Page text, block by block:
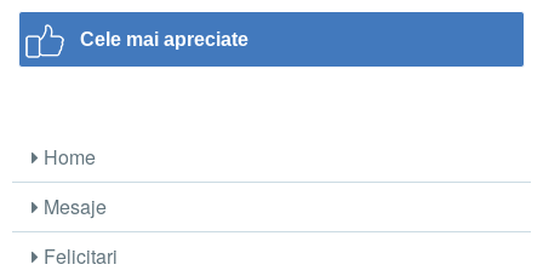
Cele mai apreciate
Home
Mesaje
Felicitari